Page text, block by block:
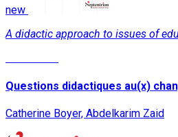
new
A didactic approach to issues of
Questions didactiques au(x)
Catherine Boyer, Abdelkarim Zaid